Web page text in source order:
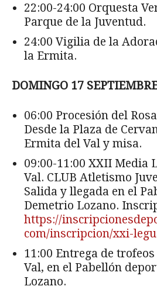
22:00-24:00 Orquesta
Parque de la Juventud.
24:00 Vigilia de la
la Ermita.
DOMINGO 17
06:00 Procesión del
Desde la Plaza de
Ermita del Val y misa.
09:00-11:00 XXII Media
Val. CLUB Atletismo
Salida y llegada en el
Demetrio Lozano.
https://
com/inscripcion/xxi-
11:00 Entrega de
Val, en el Pabellón
Lozano.